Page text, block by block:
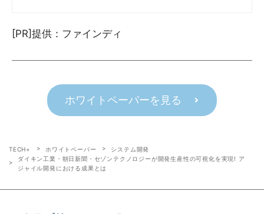
[PR]提供：ファインディ
ホワイトペーパーを見る
TECH+ ホワイトペーパー
システム開発
ダイキン工業・朝日新聞・セゾンテクノロジーが開発生産性の可視化を実現! ア
ジャイル開発における成果とは